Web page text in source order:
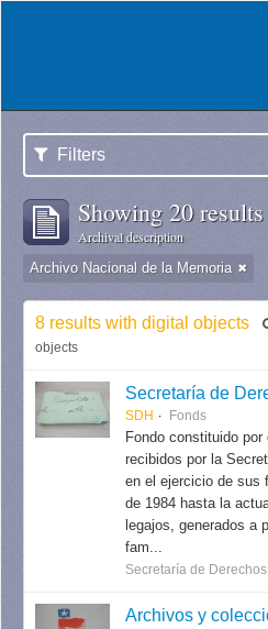
Filters
Showing 20 results
Archival description
Archivo Nacional de la Memoria
8 results with digital objects
objects
Secretaría de
SDH Fonds
Fondo constituido
recibidos por la
en el ejercicio de sus
de 1984 hasta la
legajos, generados a
fam...
Secretaría de